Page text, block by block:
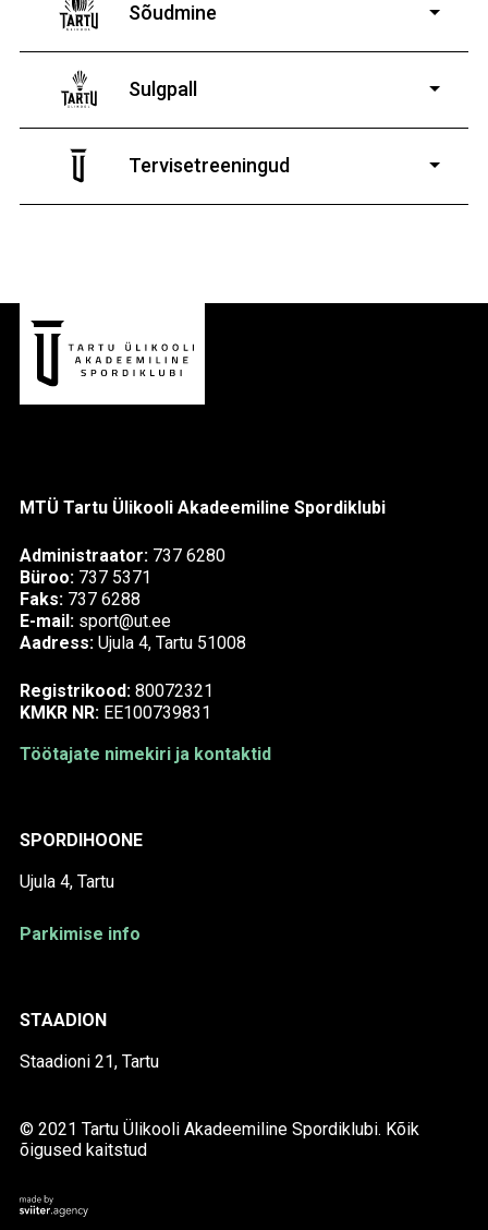
Sõudmine
poistele ja tüdrukutele
Sulgpall
poistele ja tüdrukutele
Tervisetreeningud
MTÜ Tartu Ülikooli Akadeemiline Spordiklubi
Administraator: 737 6280
Büroo: 737 5371
Faks: 737 6288
E-mail: sport@ut.ee
Aadress: Ujula 4, Tartu 51008
Registrikood: 80072321
KMKR NR: EE100739831
Töötajate nimekiri ja kontaktid
SPORDIHOONE
Ujula 4, Tartu
Parkimise info
STAADION
Staadioni 21, Tartu
© 2021 Tartu Ülikooli Akadeemiline Spordiklubi. Kõik
õigused kaitstud